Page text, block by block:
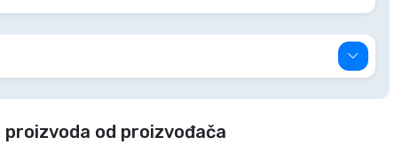
od proizvođača